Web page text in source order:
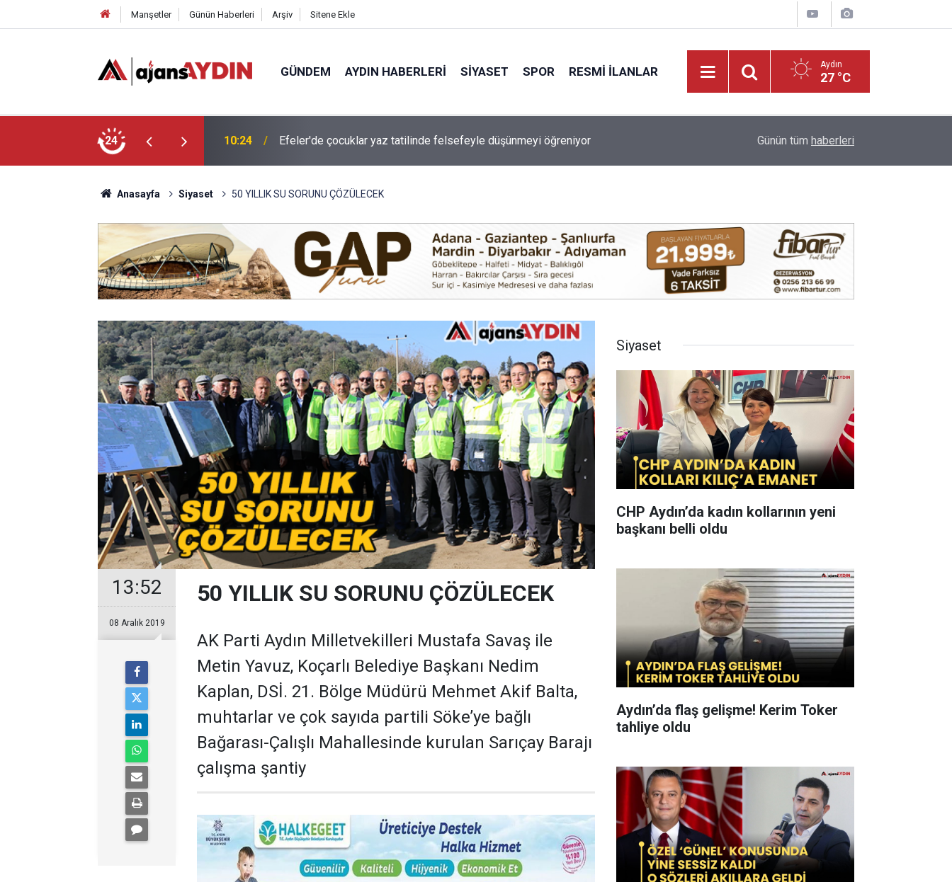
Manşetler Günün Haberleri Arşiv Sitene Ekle
GÜNDEM AYDIN HABERLERI SIYASET SPOR RESMI İLANLAR Aydın
27 °C
24
düşünmeyi öğreniyor 09:36 Aydın’da bugün elektrik kesintisi yaşanacak! Nazilli’nin sevilen ismi Samet vefat etti
Günün tüm haberleri
Anasayfa Siyaset 50 YILLIK SU SORUNU ÇÖZÜLECEK
13:52
08 Aralık 2019
50 YILLIK SU SORUNU ÇÖZÜLECEK
AK Parti Aydın Milletvekilleri Mustafa Savaş ile
Metin Yavuz, Koçarlı Belediye Başkanı Nedim
Kaplan, DSİ. 21. Bölge Müdürü Mehmet Akif Balta,
muhtarlar ve çok sayıda partili Söke’ye bağlı
Bağarası-Çalışlı Mahallesinde kurulan Sarıçay Barajı
çalışma şantiy
Siyaset
CHP Aydın’da kadın kollarının yeni
başkanı belli oldu
Aydın’da flaş gelişme! Kerim Toker
tahliye oldu